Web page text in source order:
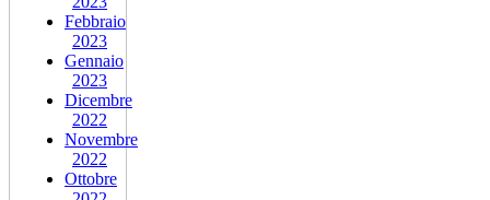
Febbraio
2023
Gennaio
2023
Dicembre
2022
Novembre
2022
Ottobre